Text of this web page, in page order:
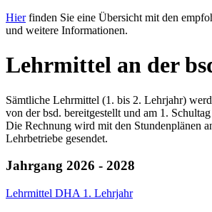
Hierfinden Sie eine Übersicht mit den
und weitere Informationen.
Lehrmittel an der
Sämtliche Lehrmittel (1. bis 2. Lehrjahr)
von der bsd. bereitgestellt und am 1. Schultag
Die Rechnung wird mit den Stundenplänen
Lehrbetriebe gesendet.
Jahrgang 2026 - 2028
Lehrmittel DHA 1. Lehrjahr